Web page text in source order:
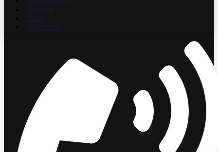
Equipo
Blog
Contacto